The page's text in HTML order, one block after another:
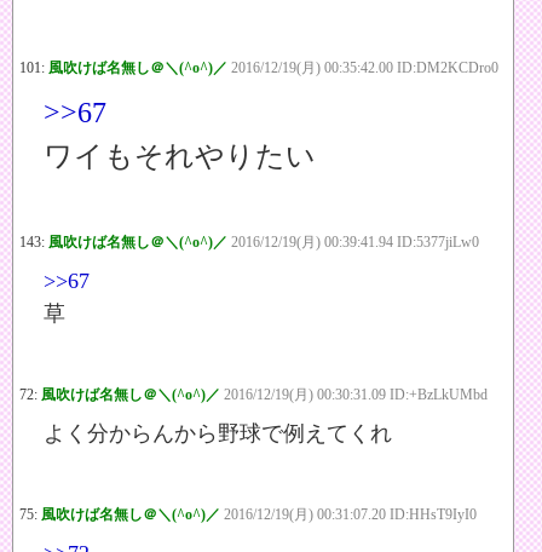
101: 風吹けば名無し＠＼(^o^)／ 2016/12/19(月) 00:35:42.00 ID:DM2KCDro0
>>67
ワイもそれやりたい
143: 風吹けば名無し＠＼(^o^)／ 2016/12/19(月) 00:39:41.94 ID:5377jiLw0
>>67
草
72: 風吹けば名無し＠＼(^o^)／ 2016/12/19(月) 00:30:31.09 ID:+BzLkUMbd
よく分からんから野球で例えてくれ
75: 風吹けば名無し＠＼(^o^)／ 2016/12/19(月) 00:31:07.20 ID:HHsT9IyI0